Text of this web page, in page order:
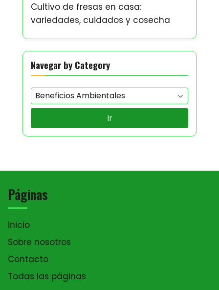
Cultivo de fresas en casa:
variedades, cuidados y cosecha
Navegar by Category
Ir
Páginas
Inicio
Sobre nosotros
Contacto
Todas las páginas